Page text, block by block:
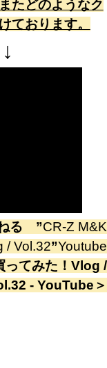
たどのようなク
ております。
↓
る ”CR-Z M&K
/ Vol.32”Youtube
ってみた！Vlog /
- YouTube ＞